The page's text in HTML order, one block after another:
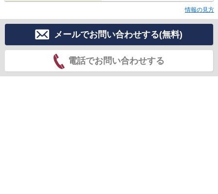
情報の見方
メールでお問い合わせする(無料)
電話でお問い合わせする